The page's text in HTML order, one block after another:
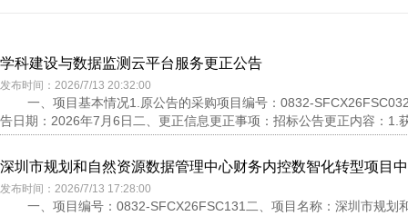
学科建设与数据监测云平台服务更正公告
发布时间：2026/7/13 20:32:00
一、项目基本情况1.原公告的采购项目编号：0832-
告日期：2026年7月6日二、更正信息更正事项：招标公告更正内容：1.
深圳市规划和自然资源数据管理中心财务内控数智化转型项目
发布时间：2026/7/13 17:28:00
一、项目编号：0832-SFCX26FSC131二、项目名称：深圳市规